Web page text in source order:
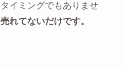
イミングでもありませ
れてないだけです。